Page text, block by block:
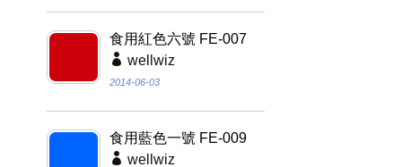
食用紅色六號 FE-007
wellwiz
2014-06-03
食用藍色一號 FE-009
wellwiz